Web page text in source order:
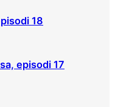
18
episodi 17